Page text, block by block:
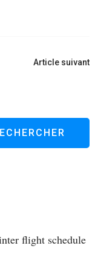
Article suivant
flight schedule